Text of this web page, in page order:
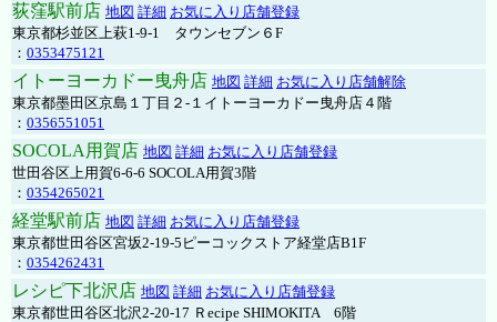
荻窪駅前店 地図 詳細 お気に入り店舗登録
東京都杉並区上萩1-9-1 タウンセブン６F
： 0353475121
イトーヨーカドー曳舟店 地図 詳細 お気に入り店舗解除
東京都墨田区京島１丁目２-１イトーヨーカドー曳舟店４階
： 0356551051
SOCOLA用賀店 地図 詳細 お気に入り店舗登録
世田谷区上用賀6-6-6 SOCOLA用賀3階
： 0354265021
経堂駅前店 地図 詳細 お気に入り店舗登録
東京都世田谷区宮坂2-19-5ピーコックストア経堂店B1F
： 0354262431
レシピ下北沢店 地図 詳細 お気に入り店舗登録
東京都世田谷区北沢2-20-17 Ｒecipe SHIMOKITA 6階